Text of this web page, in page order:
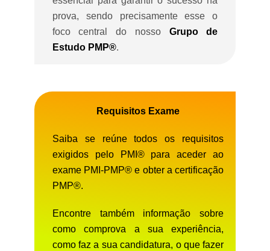
prova, sendo precisamente esse o
foco central do nosso Grupo de
Estudo PMP®.
Requisitos Exame
Saiba se reúne todos os requisitos
exigidos pelo PMI® para aceder ao
exame PMI-PMP® e obter a certificação
PMP®.
Encontre também informação sobre
como comprova a sua experiência,
como faz a sua candidatura, o que fazer